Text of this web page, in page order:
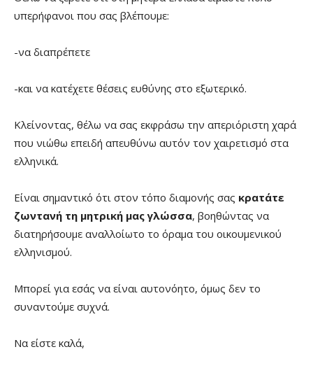
υπερήφανοι που σας βλέπουμε:
-να διαπρέπετε
-και να κατέχετε θέσεις ευθύνης στο εξωτερικό.
Κλείνοντας, θέλω να σας εκφράσω την απεριόριστη χαρά
που νιώθω επειδή απευθύνω αυτόν τον χαιρετισμό στα
ελληνικά.
Είναι σημαντικό ότι στον τόπο διαμονής σας κρατάτε
ζωντανή τη μητρική μας γλώσσα, βοηθώντας να
διατηρήσουμε αναλλοίωτο το όραμα του οικουμενικού
ελληνισμού.
Μπορεί για εσάς να είναι αυτονόητο, όμως δεν το
συναντούμε συχνά.
Να είστε καλά,